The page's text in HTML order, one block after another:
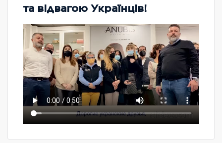
та відвагою Українців!